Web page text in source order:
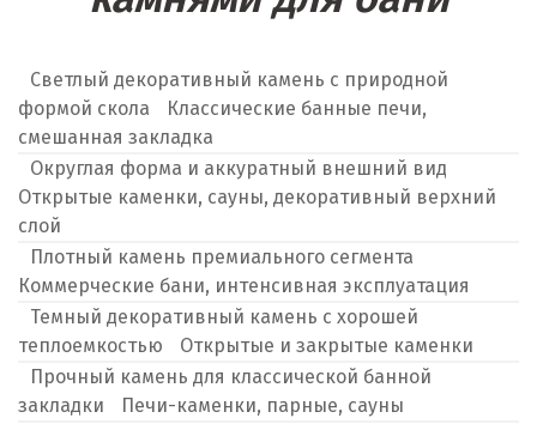
Светлый декоративный камень с природной
формой скола
Классические банные печи,
смешанная закладка
Округлая форма и аккуратный внешний вид
Открытые каменки, сауны, декоративный верхний
слой
Плотный камень премиального сегмента
Коммерческие бани, интенсивная эксплуатация
Темный декоративный камень с хорошей
теплоемкостью
Открытые и закрытые каменки
Прочный камень для классической банной
закладки
Печи-каменки, парные, сауны